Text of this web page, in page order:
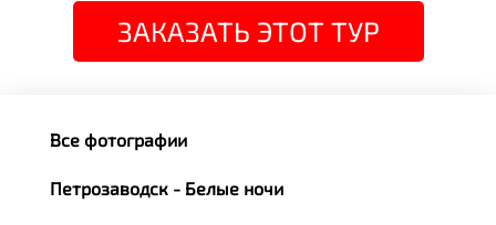
ЗАКАЗАТЬ ЭТОТ ТУР
Все фотографии
Петрозаводск - Белые ночи